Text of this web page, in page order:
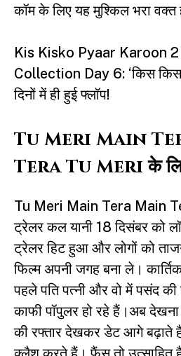
कॉम के लिए यह मुश्किल भरा वक्त
Kis Kisko Pyaar Karoon
Collection Day 6: ‘किस
दिनों में ही हुई फ्लॉप!
Tu Meri Main
Tera Tu Meri के लिए
Tu Meri Main Tera Main
ट्रेलर कल यानी 18 दिसंबर को
ट्रेलर हिट हुआ और लोगों को
फिल्म अपनी जगह बना ले।
पहले पति पत्नी और वो में पसंद
काफी पॉपुलर हो रहे हैं।अब
की रफ्तार देखकर डेट आगे बढ़ाते